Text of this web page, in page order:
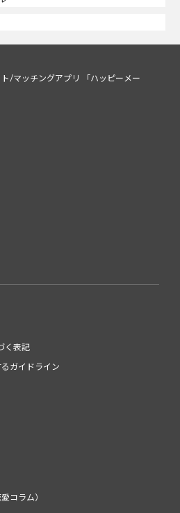
/マッチングアプリ 「ハッピーメー
く表記
ガイドライン
コラム）